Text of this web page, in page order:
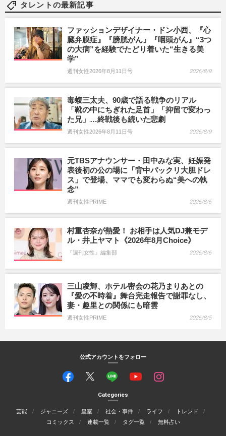
タレントの最新記事
ファッションデザイナー・ドン小西、『心
臓弁膜症』『膀胱がん』『咽頭がん』“3つ
の大病”を経験でたどり着いた“生きる美
学”
週刊女性2026年8月11日号 2026/8/9
毒蝮三太夫、90歳で語る戦争のリアル
「靴の中にちぎれた足首」「抑留で変わっ
た兄」…終戦後も続いた悲劇
週刊女性2026年8月11日号 2026/8/9
元TBSアナウンサー・田中みな実、妊娠発
表後初の公の場に「背中パックリ大胆ドレ
ス」で登場、ママでも変わらぬ“美への執
念”
週刊女性PRIME 2026/8/6
村重杏奈が熱愛！ お相手は人気DJ兼モデ
ル・井上ヤマト《2026年8月Choice》
『週刊女性』編集部 2026/8/6
三山凌輝、ホテル密会の花乃まりあとの
『愛の不時着』舞台完走報告で謝罪なし、
妻・趣里との関係にも暗雲
週刊女性PRIME 2026/8/5
公式アカウントをフォロー
Categories
芸能 ジャニーズ 皇室 社会・事件 ライフ
トレンド
コミックス
連載一覧 タグ一覧 無料占い